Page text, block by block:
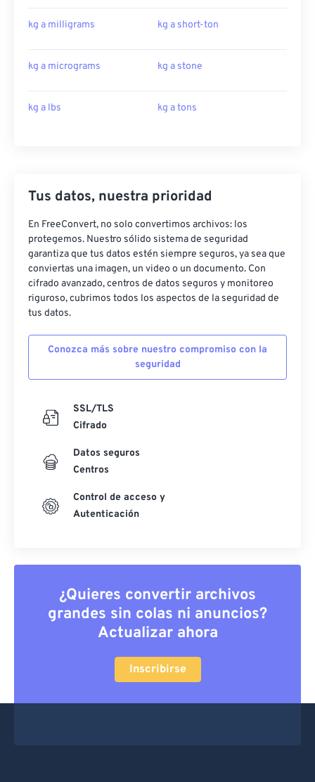
kg a milligrams kg a short-ton
kg a micrograms kg a stone
kg a lbs kg a tons
Tus datos, nuestra prioridad
En FreeConvert, no solo convertimos archivos: los
protegemos. Nuestro sólido sistema de seguridad
garantiza que tus datos estén siempre seguros, ya sea que
conviertas una imagen, un video o un documento. Con
cifrado avanzado, centros de datos seguros y monitoreo
riguroso, cubrimos todos los aspectos de la seguridad de
tus datos.
Conozca más sobre nuestro compromiso con la
seguridad
SSL/TLS
Cifrado
Datos seguros
Centros
Control de acceso y
Autenticación
¿Quieres convertir archivos
grandes sin colas ni anuncios?
Actualizar ahora
Inscribirse